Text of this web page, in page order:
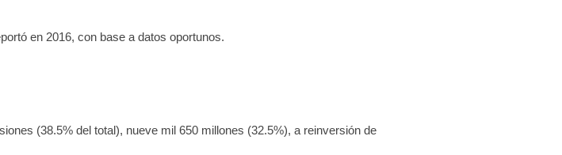
en 2016, con base a datos oportunos.
(38.5% del total), nueve mil 650 millones (32.5%), a reinversión de